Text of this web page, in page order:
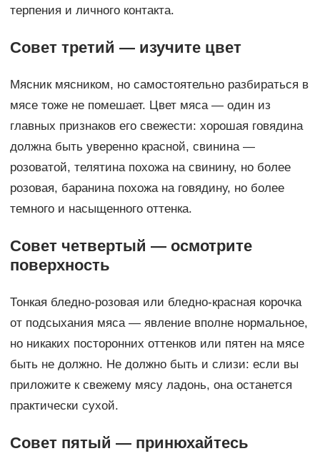
терпения и личного контакта.
Совет третий — изучите цвет
Мясник мясником, но самостоятельно разбираться в
мясе тоже не помешает. Цвет мяса — один из
главных признаков его свежести: хорошая говядина
должна быть уверенно красной, свинина —
розоватой, телятина похожа на свинину, но более
розовая, баранина похожа на говядину, но более
темного и насыщенного оттенка.
Совет четвертый — осмотрите
поверхность
Тонкая бледно-розовая или бледно-красная корочка
от подсыхания мяса — явление вполне нормальное,
но никаких посторонних оттенков или пятен на мясе
быть не должно. Не должно быть и слизи: если вы
приложите к свежему мясу ладонь, она останется
практически сухой.
Совет пятый — принюхайтесь